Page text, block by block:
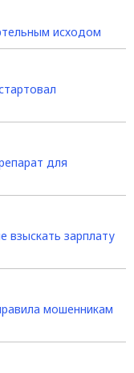
исходом
для
взыскать зарплату
мошенникам